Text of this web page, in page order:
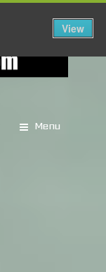
Menu
View